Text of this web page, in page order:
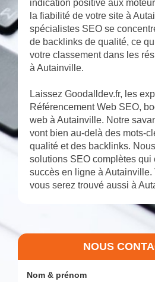
indication positive aux
la fiabilité de votre site à
spécialistes SEO se
de backlinks de qualité, ce
votre classement dans les
à Autainville.
Laissez Goodalldev.fr, les
Référencement Web SEO,
web à Autainville. Notre
vont bien au-delà des mots-
qualité et des backlinks.
solutions SEO complètes qui
succès en ligne à Autainville.
vous serez trouvé aussi à
NOUS
Nom & prénom